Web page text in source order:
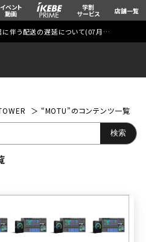
イベント
動画
学割
サービス 店舗一覧
に伴う配送の遅延について(07月29日
“MOTU”のコンテンツ一覧